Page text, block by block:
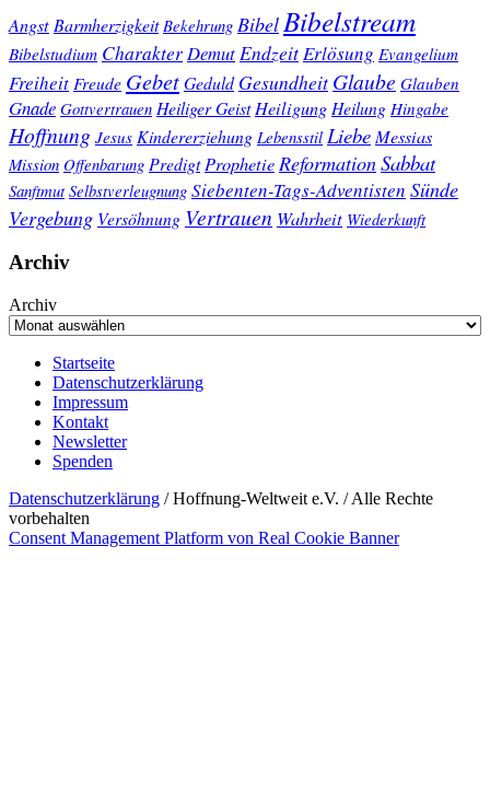
Angst Barmherzigkeit Bekehrung Bibel Bibelstream
Bibelstudium Charakter Demut EndzeitErlösung Evangelium
Freiheit Freude GebetGeduld Gesundheit Glaube Glauben
Gnade Gottvertrauen Heiliger Geist Heiligung Heilung Hingabe
Hoffnung Jesus Kindererziehung Lebensstil Liebe Messias
Mission Offenbarung Predigt Prophetie ReformationSabbat
Sanftmut Selbstverleugnung Siebenten-Tags-Adventisten Sünde
Vergebung Versöhnung Vertrauen Wahrheit Wiederkunft
Archiv
Archiv
Startseite
Datenschutzerklärung
Impressum
Kontakt
Newsletter
Spenden
Datenschutzerklärung / Hoffnung-Weltweit e.V. / Alle Rechte
vorbehalten
Consent Management Platform von Real Cookie Banner